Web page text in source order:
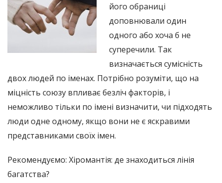
його обраниці
доповнювали один
одного або хоча б не
суперечили. Так
визначається сумісність
двох людей по іменах. Потрібно розуміти, що на
міцність союзу впливає безліч факторів, і
неможливо тільки по імені визначити, чи підходять
люди одне одному, якщо вони не є яскравими
представниками своїх імен.
Рекомендуємо: Хіромантія: де знаходиться лінія
багатства?